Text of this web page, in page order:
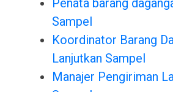
Penata barang
Sampel
Koordinator Barang
Lanjutkan Sampel
Manajer Pengiriman